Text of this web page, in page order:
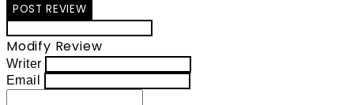
POST REVIEW
Modify Review
Writer
Email